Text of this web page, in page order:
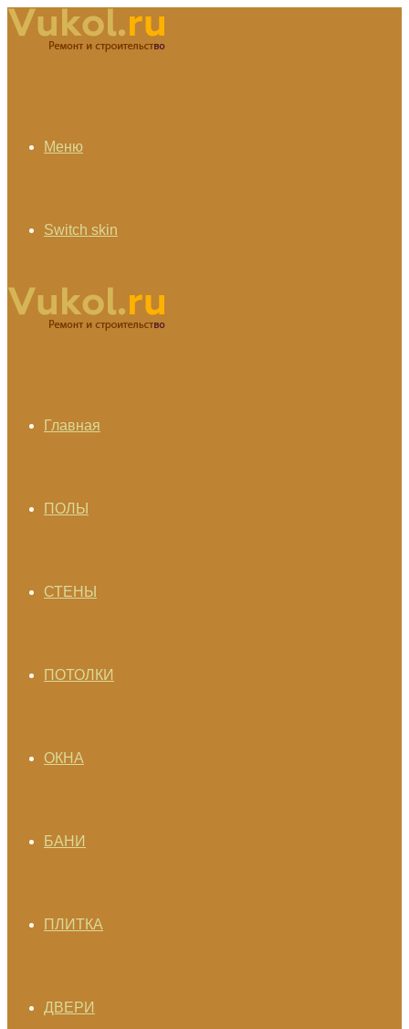
Меню
Switch skin
Главная
ПОЛЫ
СТЕНЫ
ПОТОЛКИ
ОКНА
БАНИ
ПЛИТКА
ДВЕРИ